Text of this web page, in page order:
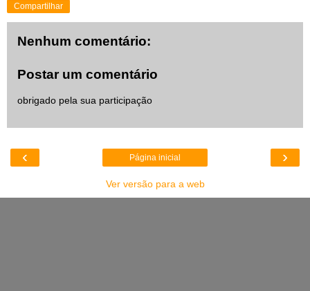
Compartilhar
Nenhum comentário:
Postar um comentário
obrigado pela sua participação
‹ ›
Página inicial
Ver versão para a web